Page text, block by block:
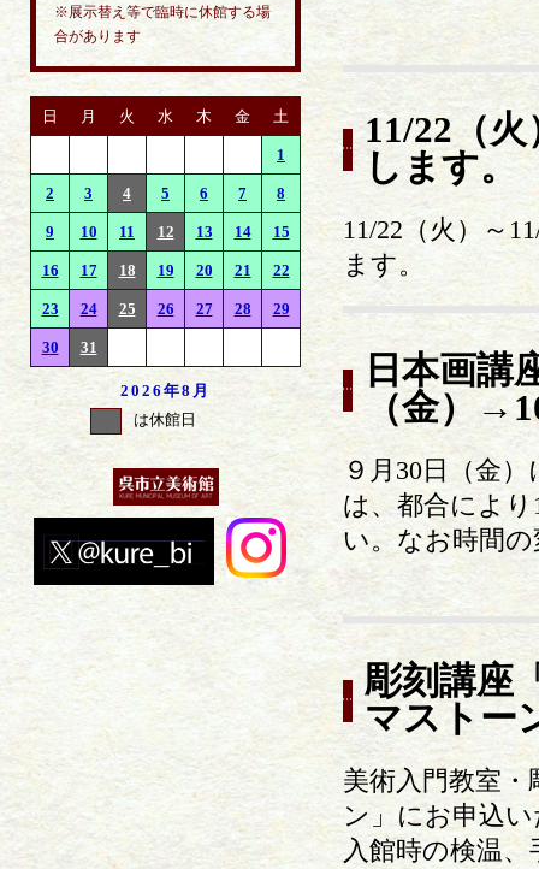
※展示替え等で臨時に休館する場
合があります
日 月 火 水 木 金 土
1
2 3 4 5 6 7 8
9 10 11 12 13 14 15
16 17 18 19 20 21 22
23 24 25 26 27 28 29
30 31
2026年8月
は休館日
11/22（
します。
11/22（火）～
ます。
日本画講
（金）
９月30日（金
は、都合によ
い。なお時間
彫刻講座
マストー
美術入門教室
ン」にお申込
入館時の検温